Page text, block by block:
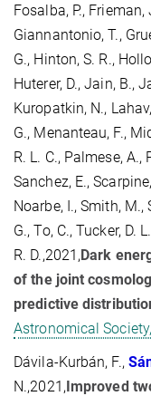
Fosalba, P., Frieman,
Giannantonio, T.,
G., Hinton, S. R.,
Huterer, D., Jain, B.,
Kuropatkin, N.,
G., Menanteau, F.,
R. L. C., Palmese, A.,
Sanchez, E.,
Noarbe, I., Smith, M.,
G., To, C., Tucker, D.
R. D.,2021,Dark
of the joint
predictive
Astronomical
Dávila-Kurbán, F.,
N.,2021,Improved